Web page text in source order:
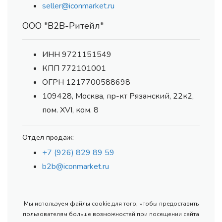
seller@iconmarket.ru
ООО "В2В-Ритейл"
ИНН 9721151549
КПП 772101001
ОГРН 1217700588698
109428, Москва, пр-кт Рязанский, 22к2,
пом. XVI, ком. 8
Отдел продаж:
+7 (926) 829 89 59
b2b@iconmarket.ru
Мы используем файлы cookie для того, чтобы предоставить
пользователям больше возможностей при посещении сайта